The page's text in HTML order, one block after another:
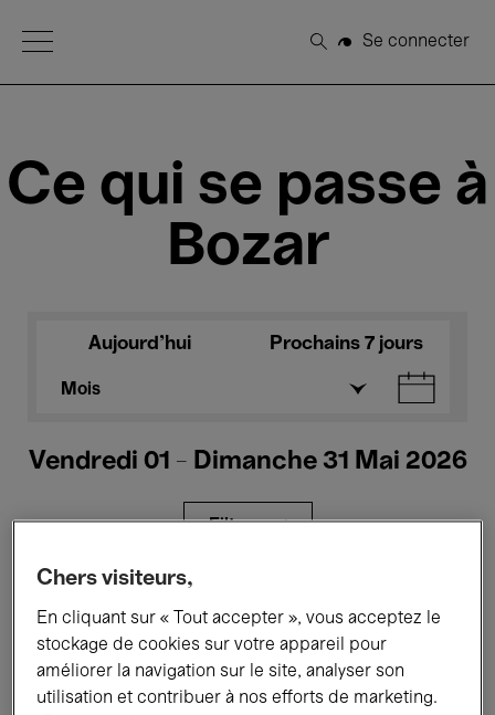
Open Menu
Rechercher
Se connecter
Ce qui se passe à
Bozar
Aujourd'hui Prochains 7 jours
Mois
Vendredi 01 - Dimanche 31 Mai 2026
Filtres
Expositions Films Performances
Rencontres & Débats Jazz
Chers visiteurs,
En cliquant sur « Tout accepter », vous acceptez le
stockage de cookies sur votre appareil pour
améliorer la navigation sur le site, analyser son
utilisation et contribuer à nos efforts de marketing.